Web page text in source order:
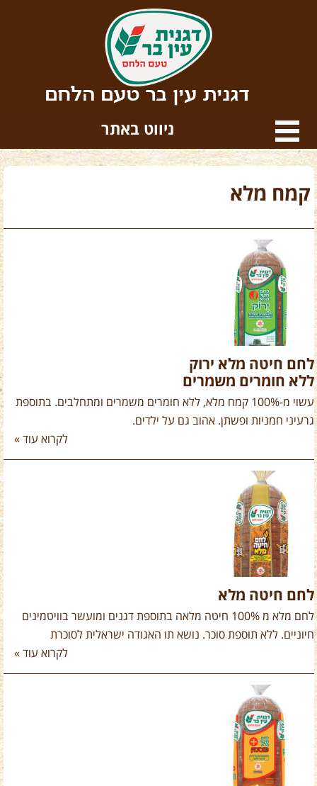
דגנית עין בר טעם הלחם
ניווט באתר
קמח מלא
לחם חיטה מלא ירוק
ללא חומרים משמרים
עשוי מ-100% קמח מלא, ללא חומרים משמרים ומתחלבים. בתוספת
גרעיני חמניות ופשתן. אהוב גם על ילדים.
לקרוא עוד »
לחם חיטה מלא
לחם מלא מ 100% חיטה מלאה בתוספת דגנים ומועשר בוויטמינים
חיוניים. ללא תוספת סוכר. נושא תו האגודה ישראלית לסוכרת
לקרוא עוד »